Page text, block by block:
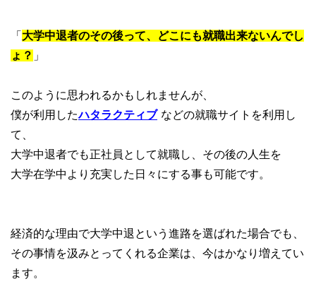
「 大学中退者のその後って、どこにも就職出来ないんでし
ょ？ 」
このように思われるかもしれませんが、
僕が利用したハタラクティブ などの就職サイトを利用し
て、
大学中退者でも正社員として就職し、その後の人生を
大学在学中より充実した日々にする事も可能です。
経済的な理由で大学中退という進路を選ばれた場合でも、
その事情を汲みとってくれる企業は、今はかなり増えてい
ます。